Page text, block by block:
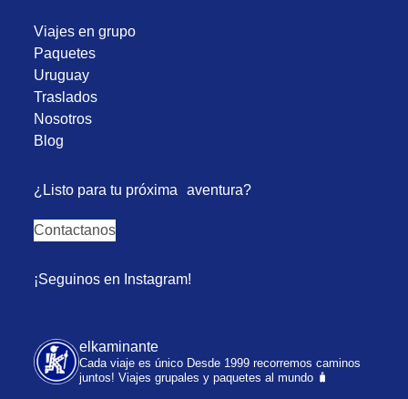
Viajes en grupo
Paquetes
Uruguay
Traslados
Nosotros
Blog
¿Listo para tu próxima aventura?
Contactanos
¡Seguinos en Instagram!
elkaminante
Cada viaje es único Desde 1999 recorremos caminos
juntos! Viajes grupales y paquetes al mundo 🧳